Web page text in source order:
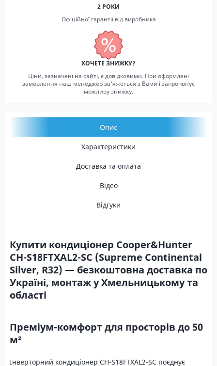
2 РОКИ
Офіційної гарантії від виробника
ХОЧЕТЕ ЗНИЖКУ?
Ціни, зазначені на сайті, є довідковими. При оформлені
замовлення наш менеджер зв'яжеться з Вами і запропонує
можливу знижку.
Опис
Характеристики
Доставка та оплата
Відео
Відгуки
Купити кондиціонер Cooper&Hunter
CH-S18FTXAL2-SC (Supreme Continental
Silver, R32) — безкоштовна доставка по
Україні, монтаж у Хмельницькому та
області
Преміум-комфорт для просторів до 50
м²
Інверторний кондиціонер CH-S18FTXAL2-SC поєднує